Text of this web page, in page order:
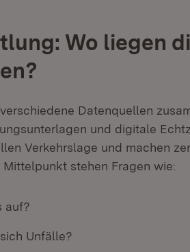
Wo liegen
Datenquellen
und digitale
Verkehrslage und machen
stehen Fragen wie:
auf?
Unfälle?